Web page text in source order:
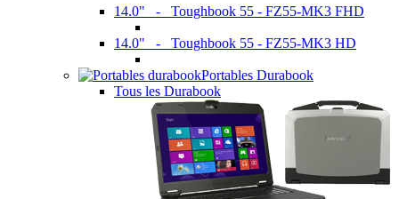
14.0" - Toughbook 55 - FZ55-MK3 FHD
14.0" - Toughbook 55 - FZ55-MK3 HD
Portables Durabook
Tous les Durabook